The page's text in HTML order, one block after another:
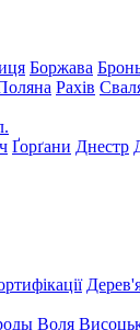
Боржава
Рахів
Ґорґани Днестр
Воля